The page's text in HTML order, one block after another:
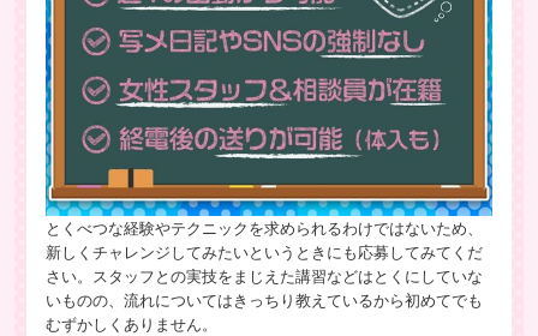
とくべつな経験やテクニックを求められるわけではないため、
新しくチャレンジしてみたいというときにも応募してみてくだ
さい。スタッフとの実技をまじえた講習などはとくにしていな
いものの、流れについてはきっちり教えているから初めてでも
むずかしくありません。